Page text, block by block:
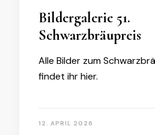
Bildergalerie 51.
Schwarzbräupreis
Alle Bilder zum
findet ihr hier.
12. APRIL 2026